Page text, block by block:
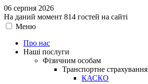
06 серпня 2026
На даний момент 814 гостей на сайті
Меню
Про нас
Наші послуги
Фізичним особам
Транспортне страхування
КАСКО